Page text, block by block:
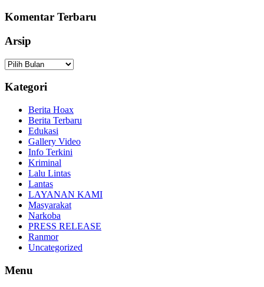
Komentar Terbaru
Arsip
Arsip
Kategori
Berita Hoax
Berita Terbaru
Edukasi
Gallery Video
Info Terkini
Kriminal
Lalu Lintas
Lantas
LAYANAN KAMI
Masyarakat
Narkoba
PRESS RELEASE
Ranmor
Uncategorized
Menu